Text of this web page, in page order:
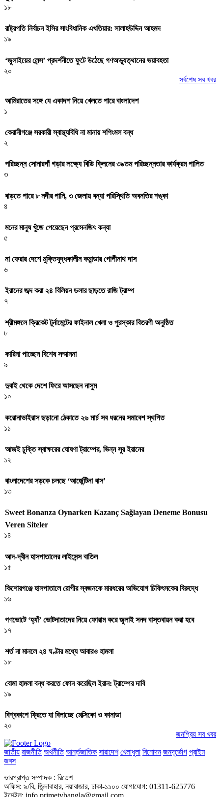
১৮
রাষ্ট্রপতি নির্বাচন ইসির সাংবিধানিক এখতিয়ার: সালাহউদ্দিন আহমদ
১৯
‘জুলাইয়ের লেন্স’ প্রদর্শনীতে ফুটে উঠেছে গণঅভ্যুত্থানের ভয়াবহতা
২০
সর্বশেষ সব খবর
আমিরাতের সঙ্গে যে একাদশ নিয়ে খেলতে পারে বাংলাদেশ
১
কেরানীগঞ্জে সরকারী স্বাস্থ্যবিধি না মানায় শপিংমল বন্ধ
২
পরিচ্ছন্ন সোনারগাঁ গড়ার লক্ষ্যে বিডি ক্লিনের ৩৯তম পরিচ্ছন্নতার কার্যক্রম পালিত
৩
বাড়তে পারে ৮ নদীর পানি, ৩ জেলায় বন্যা পরিস্থিতি অবনতির শঙ্কা
৪
মনের মানুষ খুঁজে পেয়েছেন প্রসেনজিৎ কন্যা
৫
না ফেরার দেশে মুক্তিযুদ্ধকালীন কমান্ডার গোপীনাথ দাস
৬
ইরানের জব্দ করা ২৪ বিলিয়ন ডলার ছাড়তে রাজি ট্রাম্প
৭
শ্রীমঙ্গলে ক্রিকেট টুর্নামেন্টের ফাইনাল খেলা ও পুরস্কার বিতরণী অনুষ্ঠিত
৮
কারিনা পাচ্ছেন বিশেষ সম্মাননা
৯
দুবাই থেকে দেশে ফিরে আসছেন নাসুম
১০
করোনাভাইরাস ছড়ানো ঠেকাতে ২৬ মার্চ সব ধরনের সমাবেশ স্থগিত
১১
আজই চুক্তি স্বাক্ষরের ঘোষণা ট্রাম্পের, ভিন্ন সুর ইরানের
১২
বাংলাদেশের সড়কে চলছে ‘আর্জেন্টিনা বাস’
১৩
Sweet Bonanza Oynarken Kazanç Sağlayan Deneme Bonusu
Veren Siteler
১৪
আদ-দ্বীন হাসপাতালের লাইসেন্স বাতিল
১৫
কিশোরগঞ্জে হাসপাতালে রোগীর স্বজনকে মারধরের অভিযোগ চিকিৎসকের বিরুদ্ধে
১৬
গণভোটে ‘হ্যাঁ’ ভোটদাতাদের নিয়ে ফোরাম করে জুলাই সনদ বাস্তবায়ন করা হবে
১৭
শর্ত না মানলে ২৪ ঘণ্টার মধ্যে আবারও হামলা
১৮
বোমা হামলা বন্ধ করতে ফোন করেছিল ইরান: ট্রাম্পের দাবি
১৯
বিশ্বকাপে ফ্রিতে যা বিলাচ্ছে মেক্সিকো ও কানাডা
২০
জনপ্রিয় সব খবর
জাতীয় রাজনীতি অর্থনীতি আর্ন্তজাতিক সারাদেশ খেলাধুলা বিনোদন জনদূর্ভোগ প্রাইম
জবস
ভারপ্রাপ্ত সম্পাদক : রিতেশ
অফিস: ৯/বি, জিন্দাবাহার, নয়াবাজার, ঢাকা-১১০০ যোগাযোগ: 01311-625776
ইমেইল: info.primetvbangla@gmail.com